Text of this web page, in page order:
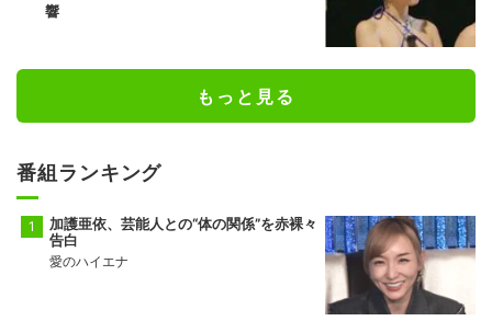
響
もっと見る
番組ランキング
加護亜依、芸能人との“体の関係”を赤裸々
告白
愛のハイエナ